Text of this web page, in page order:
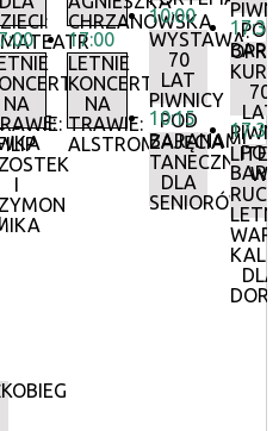
NA
I
CHRZANOWSKA
17:00
LETNIE
KONCERTY
NA
TRAWIE:
ALSTROMERIE
10:00
WYSTAWA:
70
LAT
PIWNICY
POD
BARANAMI
10:15
ZAJĘCIA
TANECZNE
DLA
SENIORÓW
POD
17:30
70
LAT
POD
17:30
W
DLA